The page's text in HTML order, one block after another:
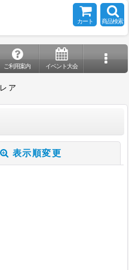
カート 商品検索
ご利用案内 イベント大会
レア
表示順変更